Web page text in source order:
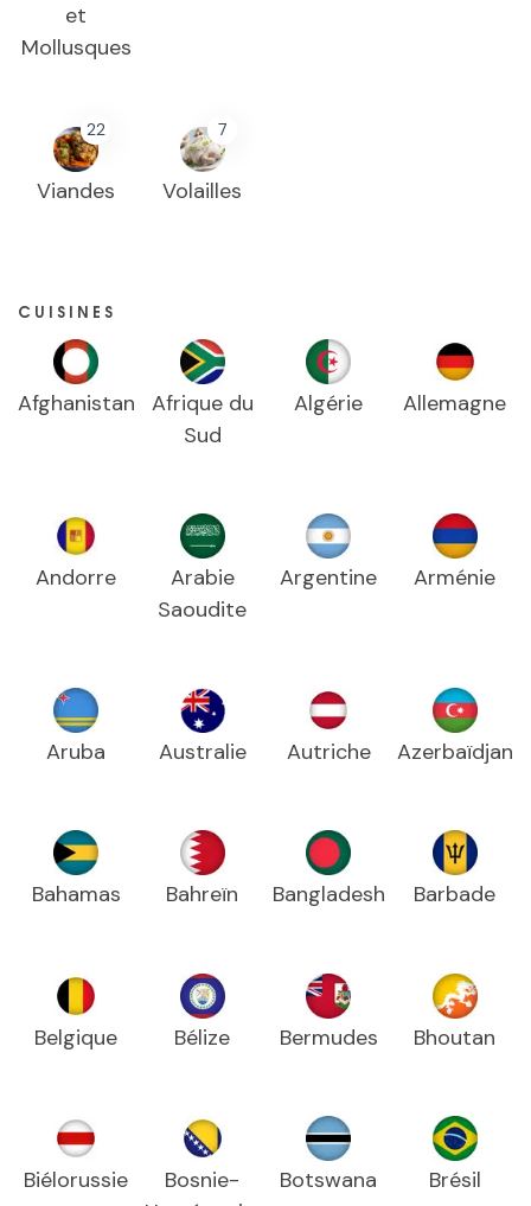
et
Mollusques
22
Viandes
7
Volailles
CUISINES
Afghanistan
Afrique du
Sud
Algérie Allemagne
Andorre
Arabie
Saoudite
Argentine Arménie
Aruba Australie Autriche Azerbaïdjan
Bahamas Bahreïn Bangladesh Barbade
Belgique Bélize Bermudes Bhoutan
Biélorussie
Bosnie-
Botswana Brésil